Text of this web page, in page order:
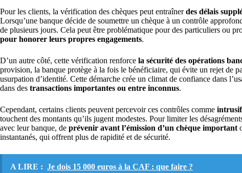
Pour les clients, la vérification des chèques peut entraînerdes délais
Lorsqu’une banque décide de soumettre un chèque à un contrôle
de plusieurs jours. Cela peut être problématique pour des particuliers ou
pour honorer leurs propres engagements.
D’un autre côté, cette vérification renforce la sécurité des opérations
provision, la banque protège à la fois le bénéficiaire, qui évite un rejet de
usurpation d’identité. Cette démarche crée un climat de confiance dans
dans des transactions importantes ou entre inconnus.
Cependant, certains clients peuvent percevoir ces contrôles comme
touchent des montants qu’ils jugent modestes. Pour limiter les
avec leur banque, de prévenir avant l’émission d’un chèque important
instantanés, qui offrent plus de rapidité et de sécurité.
A LIRE : Je dois 15 000 euros à la CAF : que faire ?